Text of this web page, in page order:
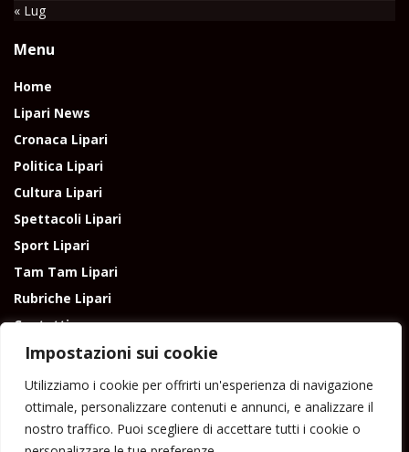
Impostazioni sui cookie
Utilizziamo i cookie per offrirti un'esperienza di navigazione
ottimale, personalizzare contenuti e annunci, e analizzare il
nostro traffico. Puoi scegliere di accettare tutti i cookie o
« Lug
Menu
Home
Lipari News
Cronaca Lipari
Politica Lipari
Cultura Lipari
Spettacoli Lipari
Sport Lipari
Tam Tam Lipari
Rubriche Lipari
Contatti
Direttore responsabile: Peppe Paino - Eolmedia, via Zinzolo, 20 - 980555 -